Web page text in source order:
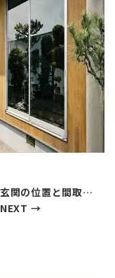
玄関の位置と間取りで失敗しない！使いやすい玄関を作るポイントとは
NEXT →